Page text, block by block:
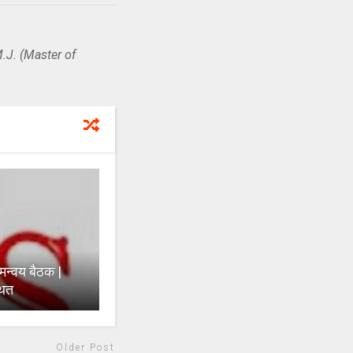
(Master of
बैठक |
Older Post